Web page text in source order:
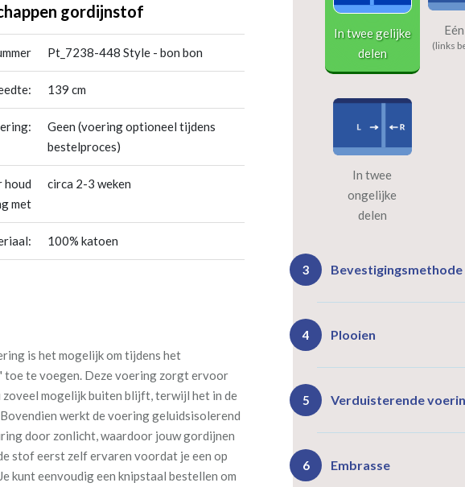
gordijnstof
Pt_7238-448 Style - bon bon
139 cm
Geen (voering optioneel tijdens
bestelproces)
houd
met
circa 2-3 weken
100% katoen
is het mogelijk om tijdens het
toe te voegen. Deze voering zorgt ervoor
zoveel mogelijk buiten blijft, terwijl het in de
werkt de voering geluidsisolerend
door zonlicht, waardoor jouw gordijnen
stof eerst zelf ervaren voordat je een op
kunt eenvoudig een knipstaal bestellen om
In twee gelijke
delen
(links
In twee
ongelijke
delen
3 Bevestigingsmethode
Rails
4 Plooien
Enkele plooi
5 Verduisterende
Gevoerde gordijnen
6 Embrasse